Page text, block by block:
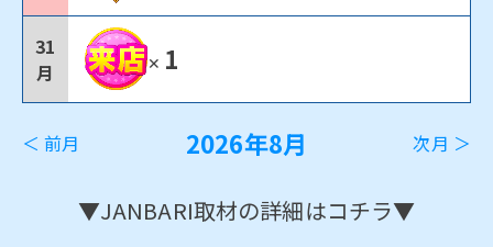
31
月
✕ 1
＜ 前月 2026年8月 次月 ＞
▼JANBARI取材の詳細はコチラ▼